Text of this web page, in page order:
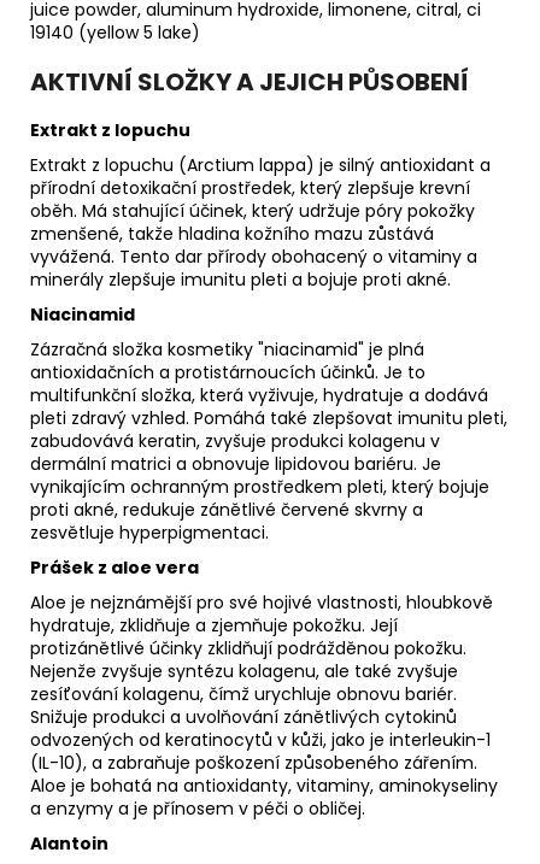
juice powder, aluminum hydroxide, limonene, citral, ci
19140 (yellow 5 lake)
AKTIVNÍ SLOŽKY A JEJICH PŮSOBENÍ
Extrakt z lopuchu
Extrakt z lopuchu (Arctium lappa) je silný antioxidant a
přírodní detoxikační prostředek, který zlepšuje krevní
oběh. Má stahující účinek, který udržuje póry pokožky
zmenšené, takže hladina kožního mazu zůstává
vyvážená. Tento dar přírody obohacený o vitaminy a
minerály zlepšuje imunitu pleti a bojuje proti akné.
Niacinamid
Zázračná složka kosmetiky "niacinamid" je plná
antioxidačních a protistárnoucích účinků. Je to
multifunkční složka, která vyživuje, hydratuje a dodává
pleti zdravý vzhled. Pomáhá také zlepšovat imunitu pleti,
zabudovává keratin, zvyšuje produkci kolagenu v
dermální matrici a obnovuje lipidovou bariéru. Je
vynikajícím ochranným prostředkem pleti, který bojuje
proti akné, redukuje zánětlivé červené skvrny a
zesvětluje hyperpigmentaci.
Prášek z aloe vera
Aloe je nejznámější pro své hojivé vlastnosti, hloubkově
hydratuje, zklidňuje a zjemňuje pokožku. Její
protizánětlivé účinky zklidňují podrážděnou pokožku.
Nejenže zvyšuje syntézu kolagenu, ale také zvyšuje
zesíťování kolagenu, čímž urychluje obnovu bariér.
Snižuje produkci a uvolňování zánětlivých cytokinů
odvozených od keratinocytů v kůži, jako je interleukin-1
(IL-10), a zabraňuje poškození způsobeného zářením.
Aloe je bohatá na antioxidanty, vitaminy, aminokyseliny
a enzymy a je přínosem v péči o obličej.
Alantoin